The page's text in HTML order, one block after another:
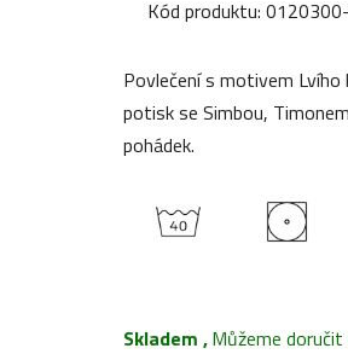
produktu
0,0
z
5
Kód produktu:
Povlečení s motivem
potisk se Simbou,
pohádek.
Skladem ,Můžeme doručit